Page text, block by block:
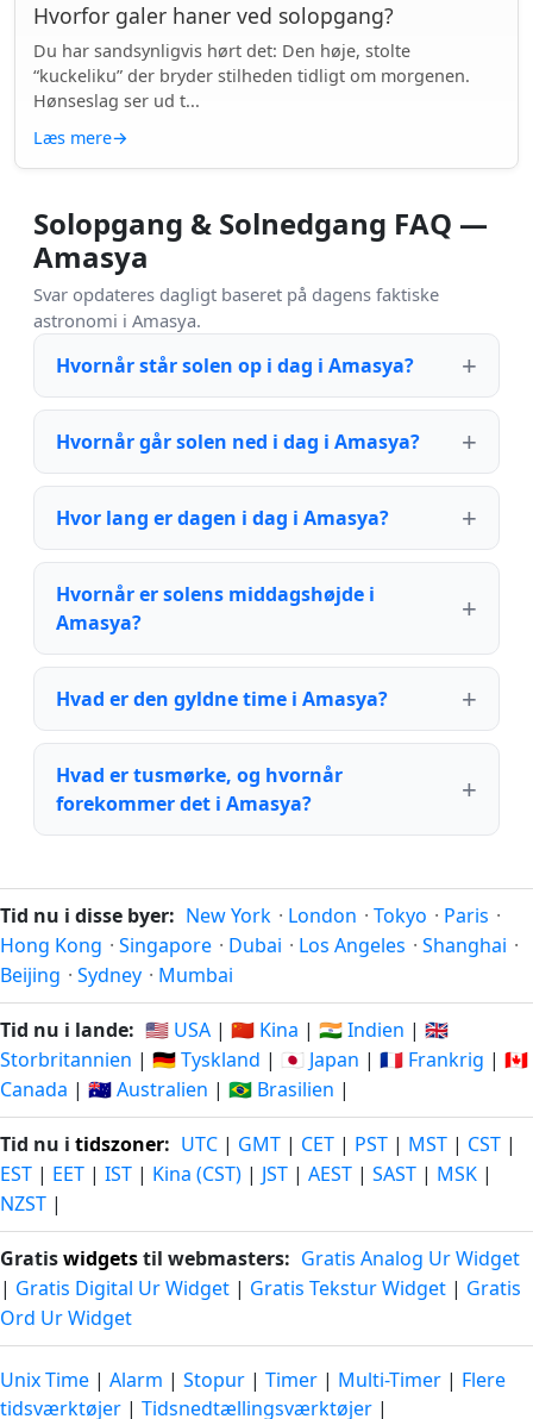
Hvorfor galer haner ved solopgang?
Du har sandsynligvis hørt det: Den høje, stolte
“kuckeliku” der bryder stilheden tidligt om morgenen.
Hønseslag ser ud t...
Læs mere→
Solopgang & Solnedgang FAQ —
Amasya
Svar opdateres dagligt baseret på dagens faktiske
astronomi i Amasya.
Hvornår står solen op i dag i Amasya?
Hvornår går solen ned i dag i Amasya?
Hvor lang er dagen i dag i Amasya?
Hvornår er solens middagshøjde i
Amasya?
Hvad er den gyldne time i Amasya?
Hvad er tusmørke, og hvornår
forekommer det i Amasya?
Tid nu i disse byer: New York · London · Tokyo · Paris ·
Hong Kong · Singapore · Dubai · Los Angeles · Shanghai ·
Beijing · Sydney · Mumbai
Tid nu i lande: 🇺🇸 USA | 🇨🇳 Kina | 🇮🇳 Indien | 🇬🇧
Storbritannien | 🇩🇪 Tyskland | 🇯🇵 Japan | 🇫🇷 Frankrig | 🇨🇦
Canada | 🇦🇺 Australien | 🇧🇷 Brasilien |
Tid nu i tidszoner: UTC | GMT | CET | PST | MST | CST |
EST | EET | IST | Kina (CST) | JST | AEST | SAST | MSK |
NZST |
Gratiswidgetstil webmasters: Gratis Analog Ur Widget
| Gratis Digital Ur Widget | Gratis Tekstur Widget | Gratis
Ord Ur Widget
Unix Time | Alarm | Stopur | Timer | Multi-Timer | Flere
tidsværktøjer | Tidsnedtællingsværktøjer |